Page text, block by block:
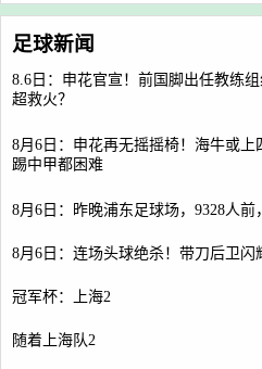
足球新闻
8.6日：申花官宣！前国脚出任教练
超救火？
8月6日：申花再无摇摇椅！海牛或
踢中甲都困难
8月6日：昨晚浦东足球场，9328人
8月6日：连场头球绝杀！带刀后卫闪
冠军杯：上海2
随着上海队2